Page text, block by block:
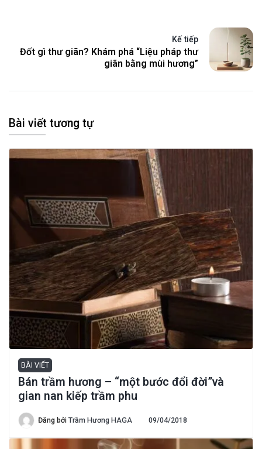
Kế tiếp
Đốt gì thư giãn? Khám phá “Liệu pháp thư
giãn bằng mùi hương”
Bài viết tương tự
BÀI VIẾT
Bán trầm hương – “một bước đổi đời”và
gian nan kiếp trầm phu
Đăng bởi Trầm Hương HAGA 09/04/2018